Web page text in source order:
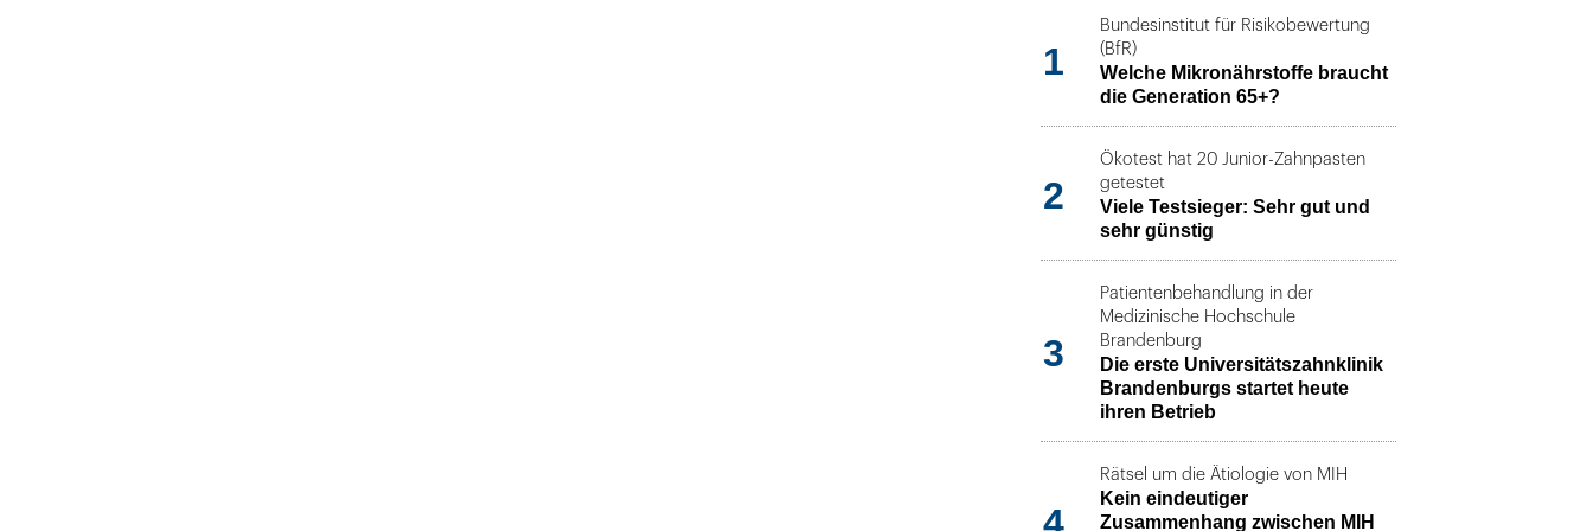
1
Bundesinstitut für Risikobewertung
(BfR)
Welche Mikronährstoffe braucht
die Generation 65+?
2
Ökotest hat 20 Junior-Zahnpasten
getestet
Viele Testsieger: Sehr gut und
sehr günstig
3
Patientenbehandlung in der
Medizinische Hochschule
Brandenburg
Die erste Universitätszahnklinik
Brandenburgs startet heute
ihren Betrieb
4
Rätsel um die Ätiologie von MIH
Kein eindeutiger
Zusammenhang zwischen MIH